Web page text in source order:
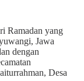
Ramadan yang
Jawa
dengan
Desa